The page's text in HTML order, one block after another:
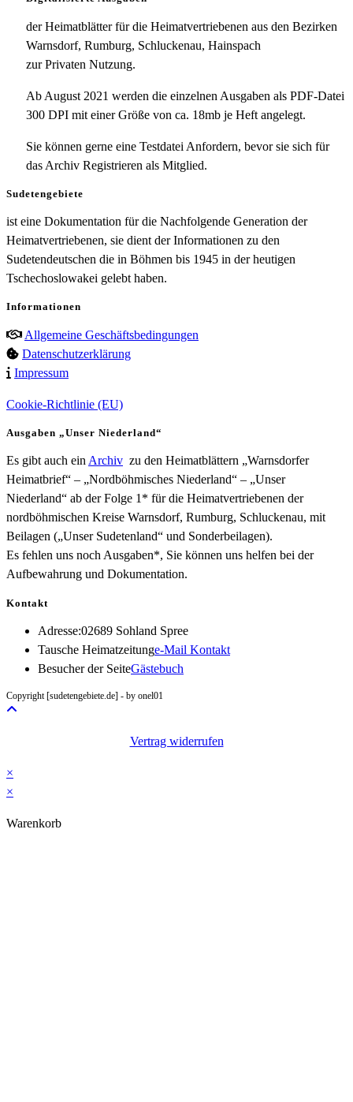
der Heimatblätter für die Heimatvertriebenen aus den Bezirken
Warnsdorf, Rumburg, Schluckenau, Hainspach
zur Privaten Nutzung.
Ab August 2021 werden die einzelnen Ausgaben als PDF-Datei
300 DPI mit einer Größe von ca. 18mb je Heft angelegt.
Sie können gerne eine Testdatei Anfordern, bevor sie sich für
das Archiv Registrieren als Mitglied.
Sudetengebiete
ist eine Dokumentation für die Nachfolgende Generation der
Heimatvertriebenen, sie dient der Informationen zu den
Sudetendeutschen die in Böhmen bis 1945 in der heutigen
Tschechoslowakei gelebt haben.
Informationen
Allgemeine Geschäftsbedingungen
Datenschutzerklärung
Impressum
Cookie-Richtlinie (EU)
Ausgaben „Unser Niederland“
Es gibt auch ein Archiv zu den Heimatblättern „Warnsdorfer
Heimatbrief“ – „Nordböhmisches Niederland“ – „Unser
Niederland“ ab der Folge 1* für die Heimatvertriebenen der
nordböhmischen Kreise Warnsdorf, Rumburg, Schluckenau, mit
Beilagen („Unser Sudetenland“ und Sonderbeilagen).
Es fehlen uns noch Ausgaben*, Sie können uns helfen bei der
Aufbewahrung und Dokumentation.
Kontakt
Adresse:02689 Sohland Spree
Tausche Heimatzeitunge-Mail KontaktOpens
Besucher der SeiteGästebuch
Copyright [sudetengebiete.de] - by onel01
Vertrag widerrufen
×
×
Warenkorb